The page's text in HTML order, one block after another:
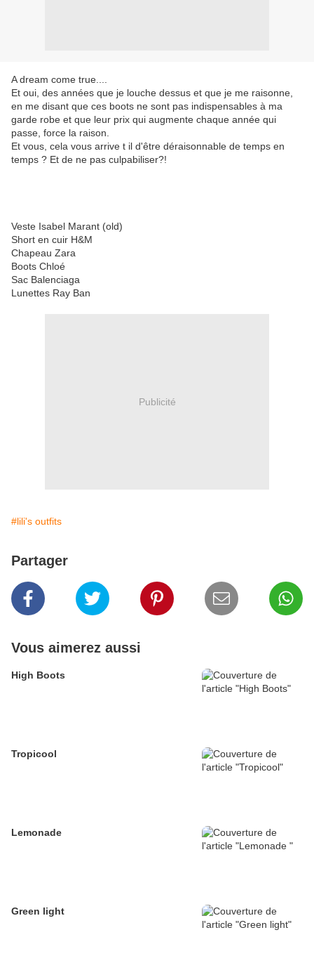
A dream come true....
Et oui, des années que je louche dessus et que je me raisonne,
en me disant que ces boots ne sont pas indispensables à ma
garde robe et que leur prix qui augmente chaque année qui
passe, force la raison.
Et vous, cela vous arrive t il d'être déraisonnable de temps en
temps ? Et de ne pas culpabiliser?!
Veste Isabel Marant (old)
Short en cuir H&M
Chapeau Zara
Boots Chloé
Sac Balenciaga
Lunettes Ray Ban
Publicité
#lili's outfits
Partager
Vous aimerez aussi
High Boots
Tropicool
Lemonade
Green light